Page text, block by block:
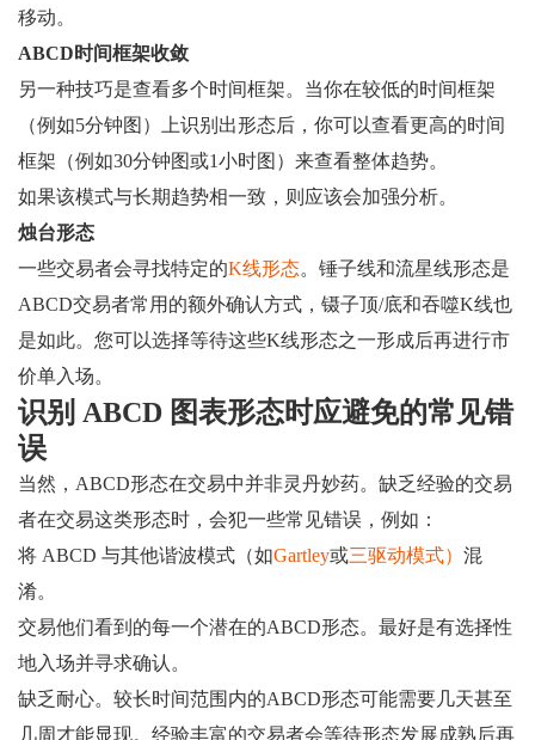
移动。
ABCD时间框架收敛
另一种技巧是查看多个时间框架。当你在较低的时间框架
（例如5分钟图）上识别出形态后，你可以查看更高的时间
框架（例如30分钟图或1小时图）来查看整体趋势。
如果该模式与长期趋势相一致，则应该会加强分析。
烛台形态
一些交易者会寻找特定的K线形态。锤子线和流星线形态是
ABCD交易者常用的额外确认方式，镊子顶/底和吞噬K线也
是如此。您可以选择等待这些K线形态之一形成后再进行市
价单入场。
识别 ABCD 图表形态时应避免的常见错
误
当然，ABCD形态在交易中并非灵丹妙药。缺乏经验的交易
者在交易这类形态时，会犯一些常见错误，例如：
将 ABCD 与其他谐波模式（如Gartley或三驱动模式） 混
淆。
交易他们看到的每一个潜在的ABCD形态。最好是有选择性
地入场并寻求确认。
缺乏耐心。较长时间范围内的ABCD形态可能需要几天甚至
几周才能显现。经验丰富的交易者会等待形态发展成熟后再